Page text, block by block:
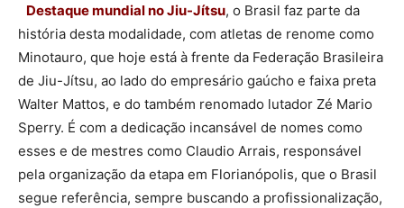
Destaque mundial no Jiu-Jítsu, o Brasil faz parte da
história desta modalidade, com atletas de renome como
Minotauro, que hoje está à frente da Federação Brasileira
de Jiu-Jítsu, ao lado do empresário gaúcho e faixa preta
Walter Mattos, e do também renomado lutador Zé Mario
Sperry. É com a dedicação incansável de nomes como
esses e de mestres como Claudio Arrais, responsável
pela organização da etapa em Florianópolis, que o Brasil
segue referência, sempre buscando a profissionalização,